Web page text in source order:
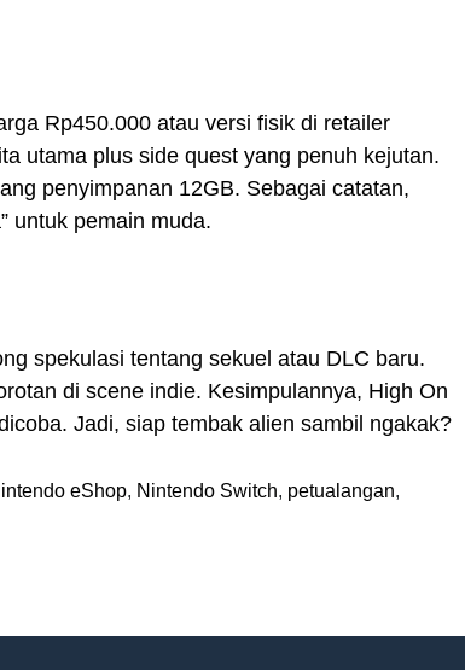
Rp450.000 atau versi fisik di retailer
utama plus side quest yang penuh kejutan.
penyimpanan 12GB. Sebagai catatan,
untuk pemain muda.
spekulasi tentang sekuel atau DLC baru.
di scene indie. Kesimpulannya, High On
Jadi, siap tembak alien sambil ngakak?
eShop, Nintendo Switch, petualangan,